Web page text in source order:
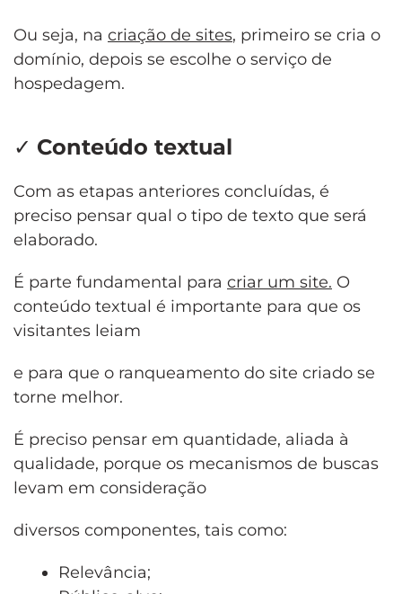
Ou seja, na criação de sites, primeiro se cria o
domínio, depois se escolhe o serviço de
hospedagem.
✓ Conteúdo textual
Com as etapas anteriores concluídas, é
preciso pensar qual o tipo de texto que será
elaborado.
É parte fundamental para criar um site. O
conteúdo textual é importante para que os
visitantes leiam
e para que o ranqueamento do site criado se
torne melhor.
É preciso pensar em quantidade, aliada à
qualidade, porque os mecanismos de buscas
levam em consideração
diversos componentes, tais como:
Relevância;